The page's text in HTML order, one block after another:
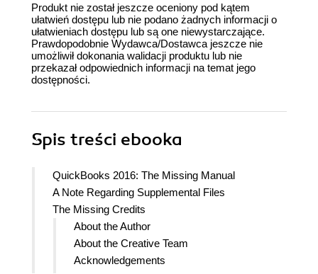
Produkt nie został jeszcze oceniony pod kątem
ułatwień dostępu lub nie podano żadnych informacji o
ułatwieniach dostępu lub są one niewystarczające.
Prawdopodobnie Wydawca/Dostawca jeszcze nie
umożliwił dokonania walidacji produktu lub nie
przekazał odpowiednich informacji na temat jego
dostępności.
Spis treści ebooka
QuickBooks 2016: The Missing Manual
A Note Regarding Supplemental Files
The Missing Credits
About the Author
About the Creative Team
Acknowledgements